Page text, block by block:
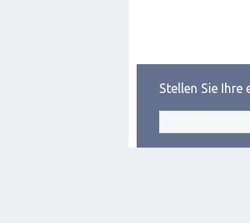
Stellen Sie Ihre